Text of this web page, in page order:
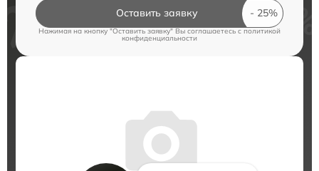
Оставить заявку
Нажимая на кнопку "Оставить заявку" Вы соглашаетесь cполитикой
конфиденциальности